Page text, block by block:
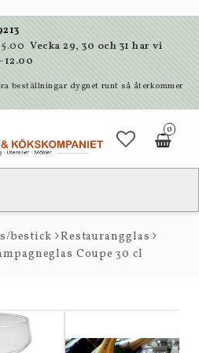
Vecka 29, 30 och 31 har vi
12.00
beställningar dygnet runt så återkommer
0
bestick
Restaurangglas
Coupe 30 cl